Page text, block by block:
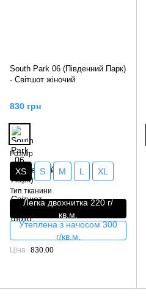
South Park 06 (Південний Парк)
- Світшот жіночий
830 грн
Розмір
XS S M L XL
Тип тканини
Легка двохнитка 220 г/
кв.м.
Утеплена з начосом 300
г/кв.м.
Ціна 830.00